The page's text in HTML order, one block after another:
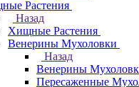
Растения
Назад
Хищные Растения
Венерины Мухоловки
Назад
Венерины
Пересаженные